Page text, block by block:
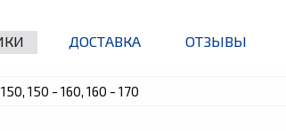
ДОСТАВКА ОТЗЫВЫ
150 - 160, 160 - 170